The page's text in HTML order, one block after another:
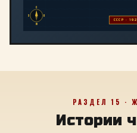
С
Ю
З
В
СССР ·
РАЗДЕЛ 15 ·
Истории